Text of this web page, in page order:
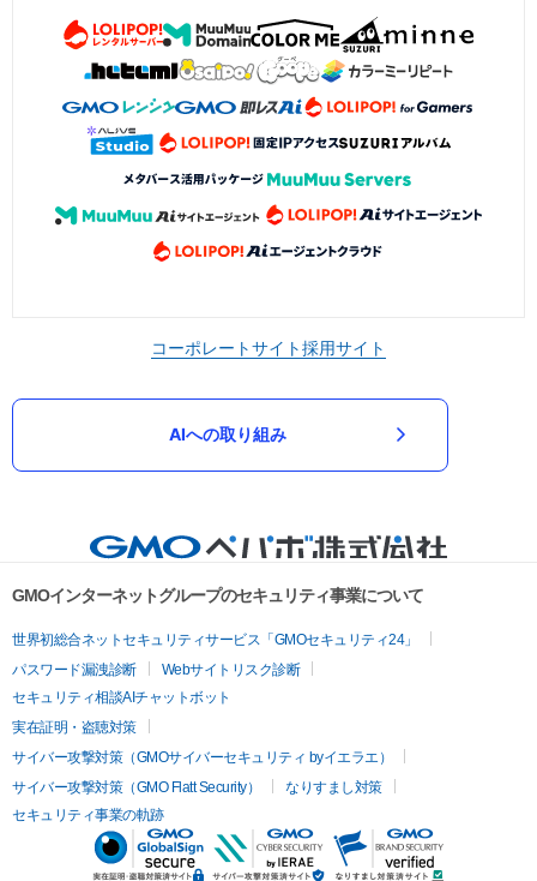
コーポレートサイト採用サイト
AIへの取り組み
GMOインターネットグループのセキュリティ事業について
世界初総合ネットセキュリティサービス「GMOセキュリティ24」
パスワード漏洩診断
Webサイトリスク診断
セキュリティ相談AIチャットボット
実在証明・盗聴対策
サイバー攻撃対策（GMOサイバーセキュリティ byイエラエ）
サイバー攻撃対策（GMO Flatt Security）
なりすまし対策
セキュリティ事業の軌跡